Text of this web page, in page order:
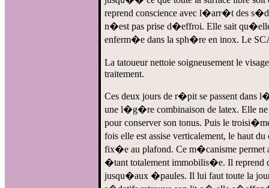
reprend conscience avec l�arr�t des
n�est pas prise d�effroi. Elle sait
enferm�e dans la sph�re en inox. Le
La tatoueur nettoie soigneusement le
traitement.
Ces deux jours de r�pit se passent dans
une l�g�re combinaison de latex. Elle
pour conserver son tonus. Puis le
fois elle est assise verticalement, le haut
fix�e au plafond. Ce m�canisme permet
�tant totalement immobilis�e. Il reprend
jusqu�aux �paules. Il lui faut toute la